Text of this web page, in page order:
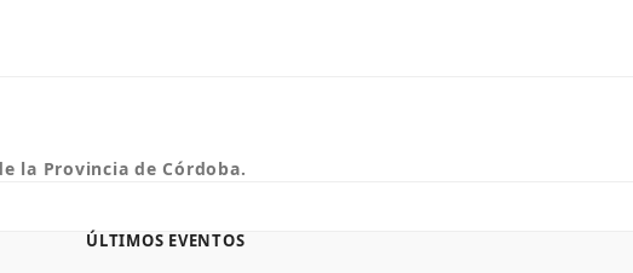
la Provincia de Córdoba.
ÚLTIMOS EVENTOS